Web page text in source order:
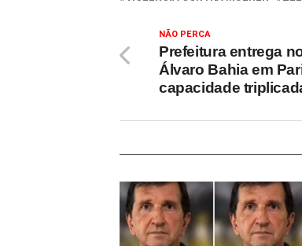
NÃO PERCA
Prefeitura entrega
Álvaro Bahia em
capacidade